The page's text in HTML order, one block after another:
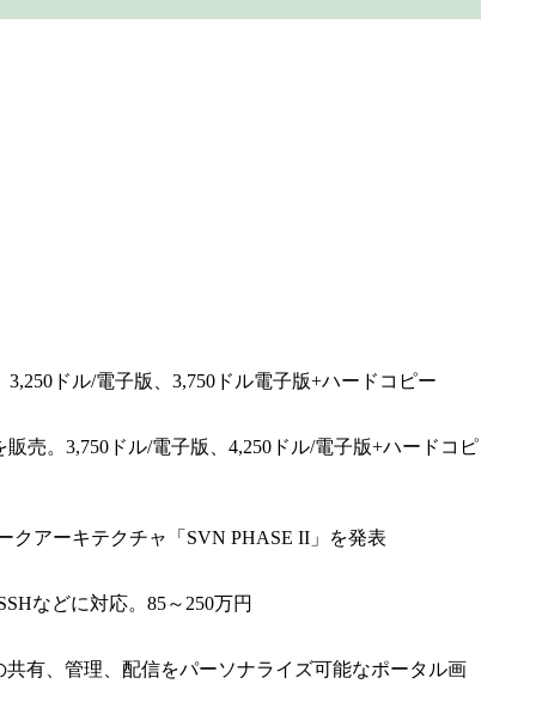
ドル/電子版、3,750ドル電子版+ハードコピー
売。3,750ドル/電子版、4,250ドル/電子版+ハードコピ
クアーキテクチャ「SVN PHASE II」を発表
などに対応。85～250万円
共有、管理、配信をパーソナライズ可能なポータル画